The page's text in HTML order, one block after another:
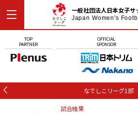
一般社団法人日本女子サ
Japan Women's
TOP
PARTNER
OFFICIAL
SPONSOR
なでしこリーグ1部
試合結果